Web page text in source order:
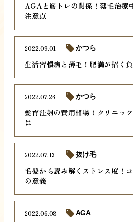
AGAと筋トレの関係！薄毛治療
注意点
生活習慣病と薄毛！肥満が招く
2022.09.01 かつら
髪育注射の費用相場！クリニッ
は
2022.07.26 かつら
毛髪から読み解くストレス度！
の意義
2022.07.13 抜け毛
2022.06.08 AGA